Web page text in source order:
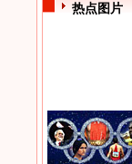
热点图片